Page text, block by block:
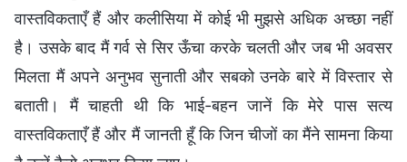
वास्तविकताएँ हैं और कलीसिया में कोई भी मुझसे अधिक अच्छा नहीं
है। उसके बाद मैं गर्व से सिर ऊँचा करके चलती और जब भी अवसर
मिलता मैं अपने अनुभव सुनाती और सबको उनके बारे में विस्तार से
बताती। मैं चाहती थी कि भाई-बहन जानें कि मेरे पास सत्य
वास्तविकताएँ हैं और मैं जानती हूँ कि जिन चीजों का मैंने सामना किया